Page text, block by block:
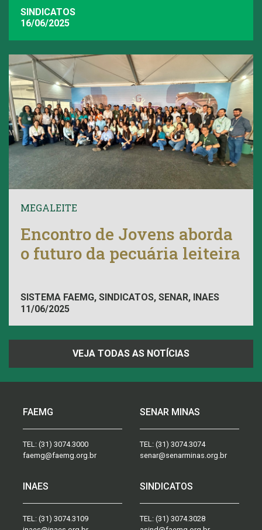
SINDICATOS
16/06/2025
MEGALEITE
Encontro de Jovens aborda
o futuro da pecuária leiteira
SISTEMA FAEMG, SINDICATOS, SENAR, INAES
11/06/2025
VEJA TODAS AS NOTÍCIAS
FAEMG
TEL: (31) 3074.3000
faemg@faemg.org.br
SENAR MINAS
TEL: (31) 3074.3074
senar@senarminas.org.br
INAES
TEL: (31) 3074.3109
SINDICATOS
TEL: (31) 3074.3028